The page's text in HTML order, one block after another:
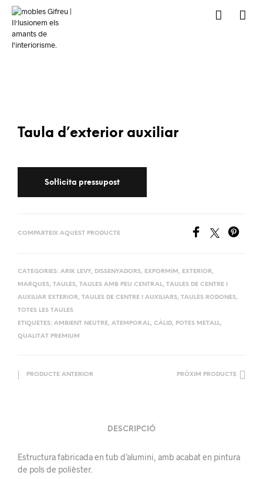
Taula d’exterior auxiliar
COMPARTEIX AQUEST PRODUCTE
CATEGORIES: ARIK LEVY, DISSENYADORS, EXPORMIM , EXTERIOR,
MARQUES, TAULES, TAULES AMB PEU CENTRAL, TAULES DE CENTRE I
AUXILIAR EXTERIOR, TAULES DE CENTRE I AUXILIARS, TAULES RODONES,
TOTES LES TAULES
ETIQUETES: AMBIENT NEUTRE, ATEMPORAL, CÀLID, POTES METALL,
QUALITAT PREMIUM
PRODUCTE ANTERIOR PRÒXIM PRODUCTE
DESCRIPCIÓ
Estructura fabricada en tub d’alumini, amb acabat en pintura
de pols de polièster.